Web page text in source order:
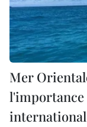
Mer
international